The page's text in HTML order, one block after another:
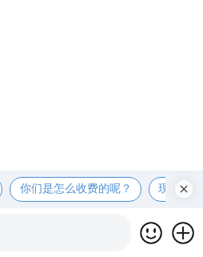
你们是怎么收费的呢？ 现在有